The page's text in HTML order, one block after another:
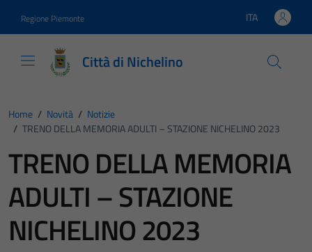
Regione Piemonte Lingua attiva:
ITA
Città di Nichelino
Home / Novità / Notizie
/ TRENO DELLA MEMORIA ADULTI – STAZIONE NICHELINO 2023
TRENO DELLA MEMORIA
ADULTI – STAZIONE
NICHELINO 2023